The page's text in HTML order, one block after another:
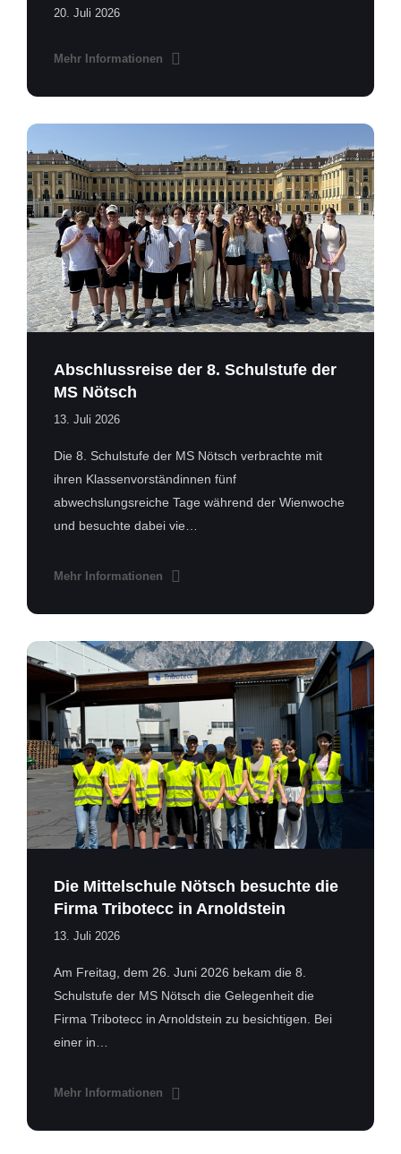
20. Juli 2026
Mehr Informationen
MS
Nötsch
Wien
01.png
Abschlussreise der 8. Schulstufe der
MS Nötsch
13. Juli 2026
Die 8. Schulstufe der MS Nötsch verbrachte mit
ihren Klassenvorständinnen fünf
abwechslungsreiche Tage während der Wienwoche
und besuchte dabei vie…
Mehr Informationen
MS
Nötsch_Tribotecc.png
Die Mittelschule Nötsch besuchte die
Firma Tribotecc in Arnoldstein
13. Juli 2026
Am Freitag, dem 26. Juni 2026 bekam die 8.
Schulstufe der MS Nötsch die Gelegenheit die
Firma Tribotecc in Arnoldstein zu besichtigen. Bei
einer in…
Mehr Informationen